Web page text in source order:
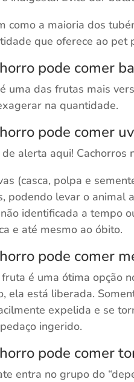
como a maioria dos
que oferece ao pet
pode comer
uma das frutas mais
na quantidade.
pode comer
de alerta aqui! Cachorros
(casca, polpa e
podendo levar o animal
identificada a tempo
e até mesmo ao óbito.
pode comer
fruta é uma ótima opção
ela está liberada.
expelida e se
ingerido.
pode comer
entra no grupo do